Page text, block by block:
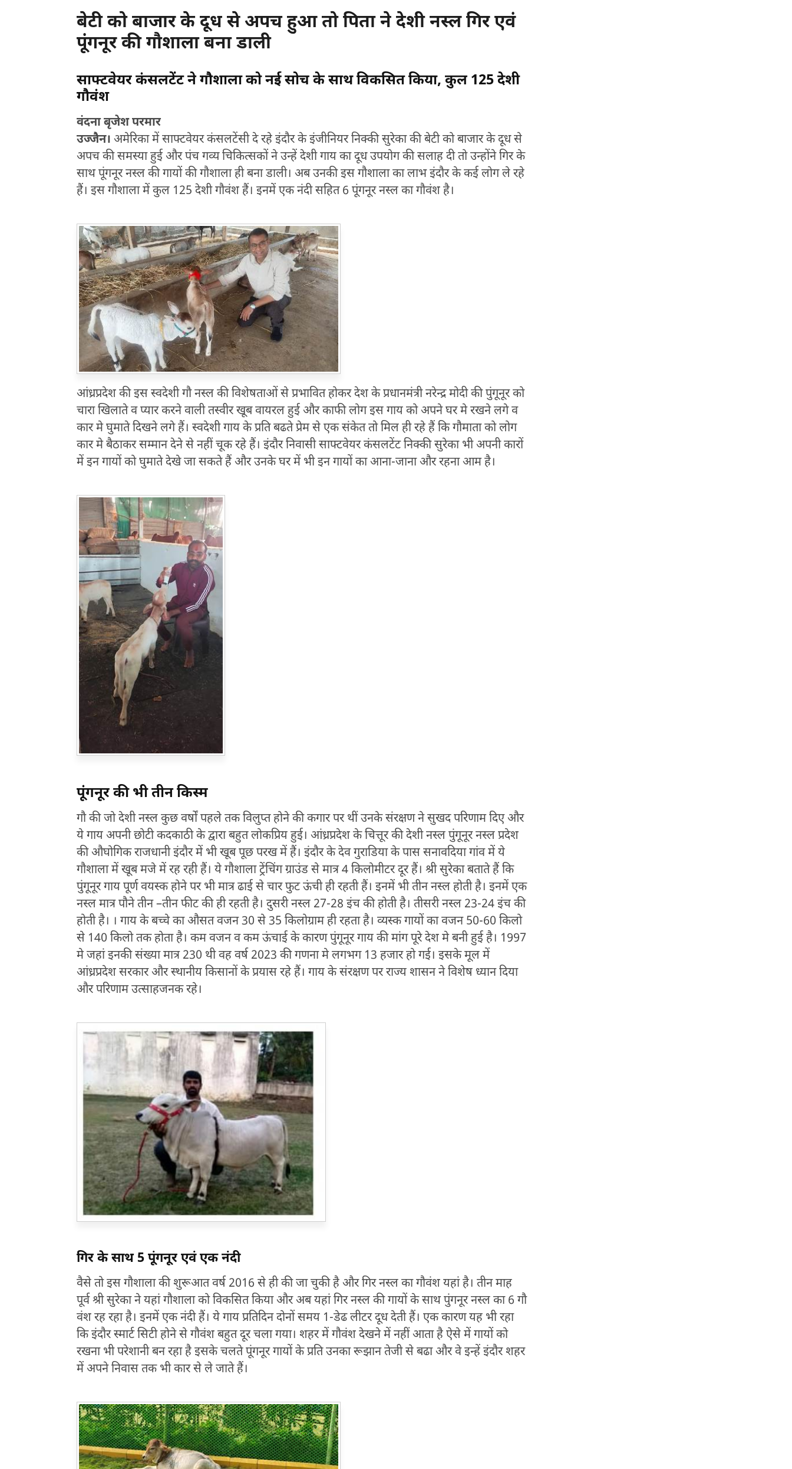
बेटी को बाजार के दूध से अपच हुआ तो पिता ने देशी नस्ल गिर एवं
पूंगनूर की गौशाला बना डाली
साफ्टवेयर कंसलटेंट ने गौशाला को नई सोच के साथ विकसित किया, कुल 125 देशी
गौवंश
वंदना बृजेश परमार
उज्जैन। अमेरिका में साफ्टवेयर कंसलटेंसी दे रहे इंदौर के इंजीनियर निक्की सुरेका की बेटी को बाजार के दूध से
अपच की समस्या हुई और पंच गव्य चिकित्सकों ने उन्हें देशी गाय का दूध उपयोग की सलाह दी तो उन्होंने गिर के
साथ पूंगनूर नस्ल की गायों की गौशाला ही बना डाली। अब उनकी इस गौशाला का लाभ इंदौर के कई लोग ले रहे
हैं। इस गौशाला में कुल 125 देशी गौवंश हैं। इनमें एक नंदी सहित 6 पूंगनूर नस्ल का गौवंश है।
आंध्रप्रदेश की इस स्वदेशी गौ नस्ल की विशेषताओं से प्रभावित होकर देश के प्रधानमंत्री नरेन्द्र मोदी की पुंगूनूर को
चारा खिलाते व प्यार करने वाली तस्वीर खूब वायरल हुई और काफी लोग इस गाय को अपने घर मे रखने लगे व
कार मे घुमाते दिखने लगे हैं। स्वदेशी गाय के प्रति बढते प्रेम से एक संकेत तो मिल ही रहे हैं कि गौमाता को लोग
कार मे बैठाकर सम्मान देने से नहीं चूक रहे हैं। इंदौर निवासी साफ्टवेयर कंसलटेंट निक्की सुरेका भी अपनी कारों
में इन गायों को घुमाते देखे जा सकते हैं और उनके घर में भी इन गायों का आना-जाना और रहना आम है।
पूंगनूर की भी तीन किस्म
गौ की जो देशी नस्ल कुछ वर्षों पहले तक विलुप्त होने की कगार पर थीं उनके संरक्षण ने सुखद परिणाम दिए और
ये गाय अपनी छोटी कदकाठी के द्वारा बहुत लोकप्रिय हुई। आंध्रप्रदेश के चित्तूर की देशी नस्ल पुंगूनूर नस्ल प्रदेश
की औघोगिक राजधानी इंदौर में भी खूब पूछ परख में हैं। इंदौर के देव गुराडिया के पास सनावदिया गांव में ये
गौशाला में खूब मजे में रह रही हैं। ये गौशाला ट्रेंचिंग ग्राउंड से मात्र 4 किलोमीटर दूर हैं। श्री सुरेका बताते हैं कि
पुंगूनूर गाय पूर्ण वयस्क होने पर भी मात्र ढाई से चार फुट ऊंची ही रहती हैं। इनमें भी तीन नस्ल होती है। इनमें एक
नस्ल मात्र पौने तीन –तीन फीट की ही रहती है। दुसरी नस्ल 27-28 इंच की होती है। तीसरी नस्ल 23-24 इंच की
होती है। । गाय के बच्चे का औसत वजन 30 से 35 किलोग्राम ही रहता है। व्यस्क गायों का वजन 50-60 किलो
से 140 किलो तक होता है। कम वजन व कम ऊंचाई के कारण पुंगूनूर गाय की मांग पूरे देश मे बनी हुई है। 1997
मे जहां इनकी संख्या मात्र 230 थी वह वर्ष 2023 की गणना मे लगभग 13 हजार हो गई। इसके मूल में
आंध्रप्रदेश सरकार और स्थानीय किसानों के प्रयास रहे हैं। गाय के संरक्षण पर राज्य शासन ने विशेष ध्यान दिया
और परिणाम उत्साहजनक रहे।
गिर के साथ 5 पूंगनूर एवं एक नंदी
वैसे तो इस गौशाला की शुरूआत वर्ष 2016 से ही की जा चुकी है और गिर नस्ल का गौवंश यहां है। तीन माह
पूर्व श्री सुरेका ने यहां गौशाला को विकसित किया और अब यहां गिर नस्ल की गायों के साथ पुंगनूर नस्ल का 6 गौ
वंश रह रहा है। इनमें एक नंदी हैं। ये गाय प्रतिदिन दोनों समय 1-डेढ लीटर दूध देती हैं। एक कारण यह भी रहा
कि इंदौर स्मार्ट सिटी होने से गौवंश बहुत दूर चला गया। शहर में गौवंश देखने में नहीं आता है ऐसे में गायों को
रखना भी परेशानी बन रहा है इसके चलते पूंगनूर गायों के प्रति उनका रूझान तेजी से बढा और वे इन्हें इंदौर शहर
में अपने निवास तक भी कार से ले जाते हैं।